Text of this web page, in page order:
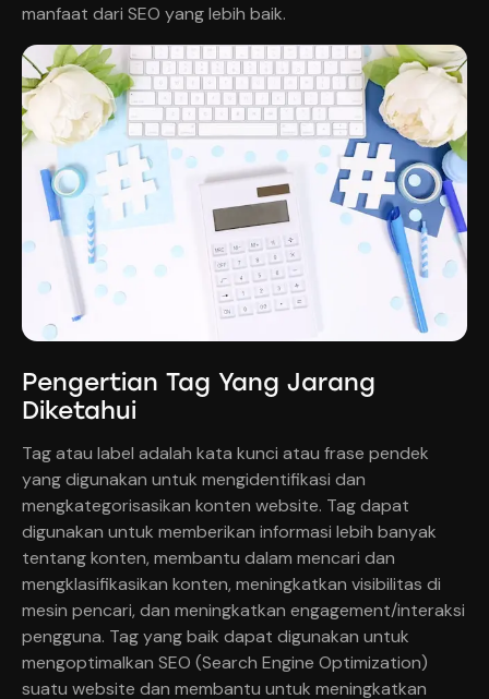
manfaat dari SEO yang lebih baik.
Pengertian Tag Yang Jarang
Diketahui
Tag atau label adalah kata kunci atau frase pendek
yang digunakan untuk mengidentifikasi dan
mengkategorisasikan konten website. Tag dapat
digunakan untuk memberikan informasi lebih banyak
tentang konten, membantu dalam mencari dan
mengklasifikasikan konten, meningkatkan visibilitas di
mesin pencari, dan meningkatkan engagement/interaksi
pengguna. Tag yang baik dapat digunakan untuk
mengoptimalkan SEO (Search Engine Optimization)
suatu website dan membantu untuk meningkatkan